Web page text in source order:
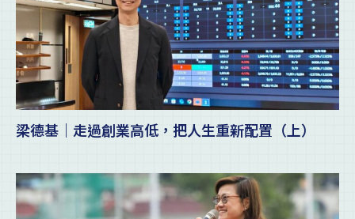
梁德基｜走過創業高低，把人生重新配置（上）